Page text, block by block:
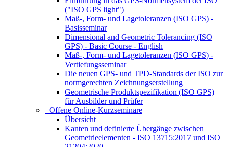
("ISO GPS light")
Maß-, Form- und Lagetoleranzen (ISO GPS) -
Basisseminar
Dimensional and Geometric Tolerancing (ISO
GPS) - Basic Course - English
Maß-, Form- und Lagetoleranzen (ISO GPS) -
Vertiefungsseminar
Die neuen GPS- und TPD-Standards der ISO zur
normgerechten Zeichnungserstellung
Geometrische Produktspezifikation (ISO GPS)
für Ausbilder und Prüfer
+Offene Online-Kurzseminare
Übersicht
Kanten und definierte Übergänge zwischen
Geometrieelementen - ISO 13715:2017 und ISO